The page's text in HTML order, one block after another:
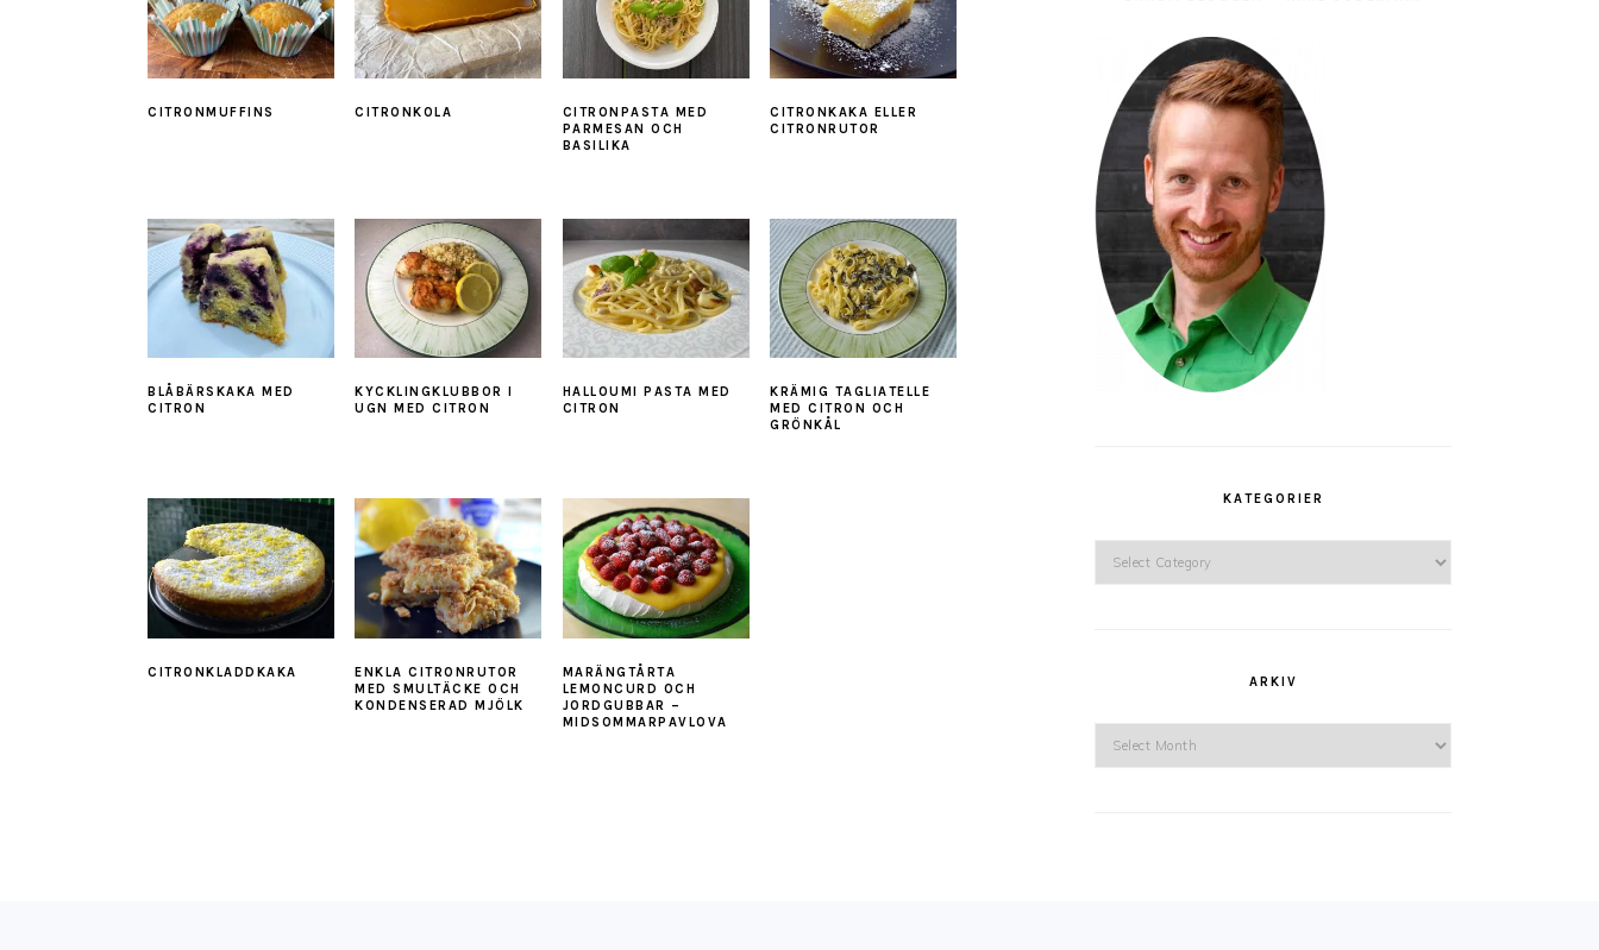
CITRONMUFFINS CITRONKOLA
CITRONPASTA MED
PARMESAN OCH
BASILIKA
CITRONKAKA ELLER
CITRONRUTOR
BLÅBÄRSKAKA MED
CITRON
KYCKLINGKLUBBOR I
UGN MED CITRON
HALLOUMI PASTA MED
CITRON
KRÄMIG TAGLIATELLE
MED CITRON OCH
GRÖNKÅL
CITRONKLADDKAKA
ENKLA CITRONRUTOR
MED SMULTÄCKE OCH
KONDENSERAD MJÖLK
MARÄNGTÅRTA
LEMONCURD OCH
JORDGUBBAR –
MIDSOMMARPAVLOVA
KATEGORIER
ARKIV